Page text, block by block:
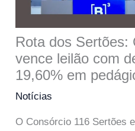
Rota dos Sertões:
vence leilão com
19,60% em
Notícias
O Consórcio 116 Sertões